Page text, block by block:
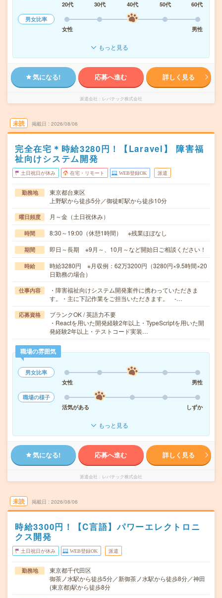
20代
30代 40代 50代
60代
男女比率
女性
男性
もっと見る
気になる! 応募へ進む 詳しく見る
派遣会社 レバテック株式会社
未読 掲載日 2026/08/06
完全在宅＊時給3280円！【Laravel】 障害福
祉向けシステム開発
土日祝日が休み 在宅・リモート WEB登録OK 派遣
勤務地
東京都台東区
上野駅から徒歩5分／御徒町駅から徒歩10分
曜日頻度 月～金（土日祝休み）
時間 8:30～19:00（休憩1時間） ※残業ほぼなし
期間 即日～長期 ※9月～、10月～など開始日ご相談ください！
時給
時給3280円 ※月収例：62万3200円（3280円×9.5時間×20
日勤務の場合）
仕事内容
・障害福祉向けシステム開発案件に携わっていただきま
す。・主に下記作業をご担当いただきます。 -…
応募資格
ブランクOK / 英語力不要
・Reactを用いた開発経験2年以上・TypeScriptを用いた開
発経験2年以上・テストコード実装…
職場の雰囲気
男女比率
女性
男性
職場の様子
活気がある
しずか
もっと見る
気になる! 応募へ進む 詳しく見る
派遣会社 レバテック株式会社
未読 掲載日 2026/08/06
時給3300円！【C言語】パワーエレクトロニ
クス開発
土日祝日が休み WEB登録OK 派遣
勤務地
東京都千代田区
御茶ノ水駅から徒歩5分／新御茶ノ水駅から徒歩8分／神田
(東京都)駅から徒歩8分